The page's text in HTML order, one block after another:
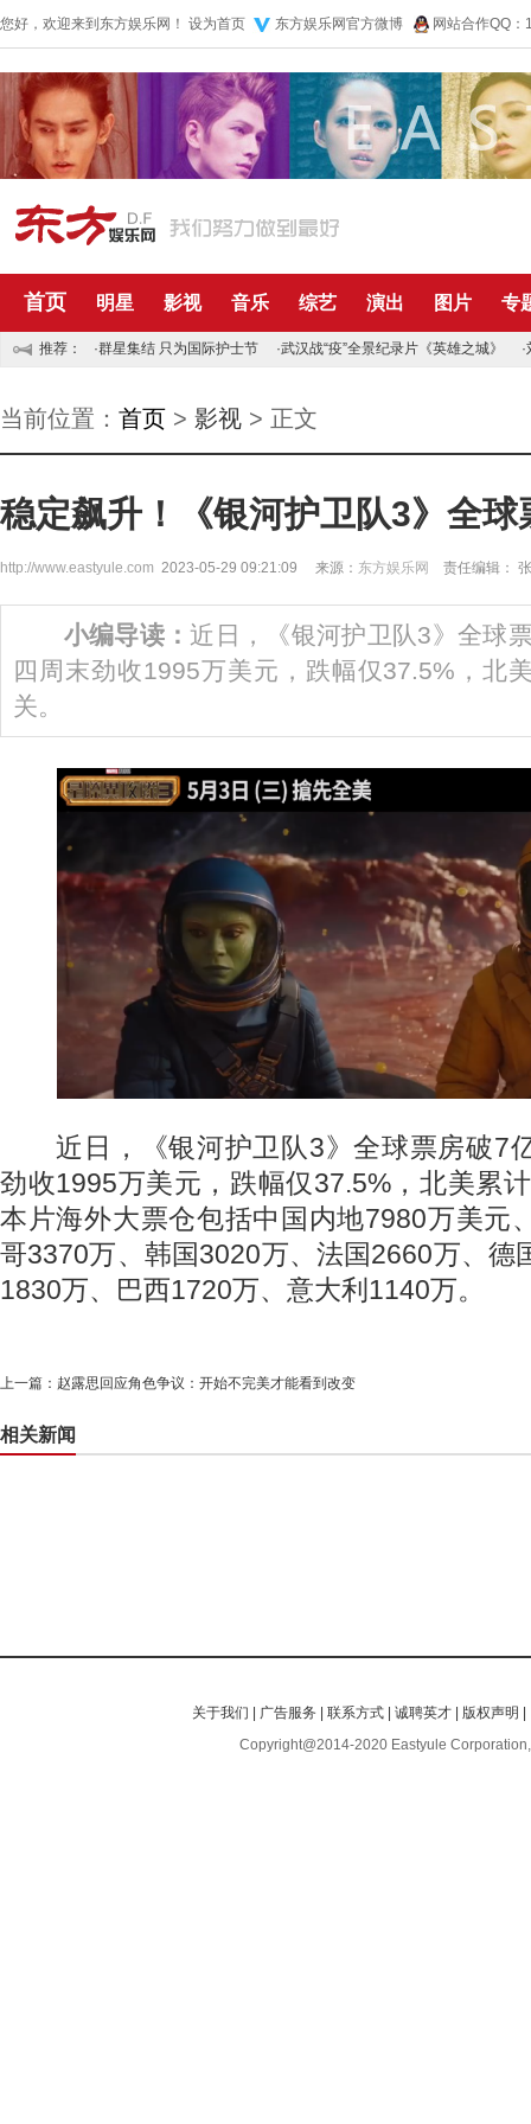
您好，欢迎来到东方娱乐网！ 设为首页 东方娱乐网官方微博 网站合作QQ
首页 明星 影视 音乐 综艺 演出 图片 专
推荐： ·群星集结 只为国际护士节 ·武汉战“疫”全景纪录片《英雄之城》 ·
当前位置： 首页 > 影视 > 正文
稳定飙升！《银河护卫队3》全球
http://www.eastyule.com 2023-05-29 09:21:09 来源： 东方娱乐网 责任编辑：
小编导读：近日，《银河护卫队3》全球
四周末劲收1995万美元，跌幅仅37.5%，北
关。
近日，《银河护卫队3》全球票房破7
劲收1995万美元，跌幅仅37.5%，北美累
本片海外大票仓包括中国内地7980万美元
哥3370万、韩国3020万、法国2660万、德
1830万、巴西1720万、意大利1140万。
上一篇： 赵露思回应角色争议：开始不完美才能看到改变
相关新闻
关于我们 广告服务 |联系方式 |诚聘英才 版权声明
Copyright@2014-2020 Eastyule